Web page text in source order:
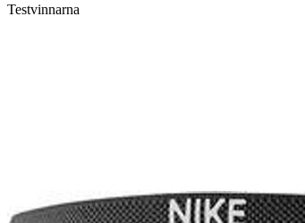
Testvinnarna